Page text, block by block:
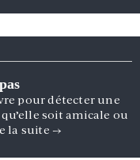
pour détecter une
soit amicale ou
la suite →